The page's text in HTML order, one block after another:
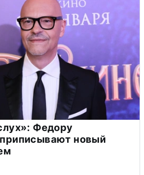
Федору
новый